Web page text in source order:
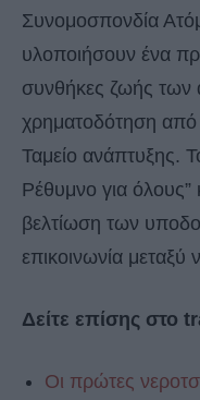
Συνομοσπονδία
υλοποιήσουν ένα
συνθήκες ζωής των
χρηματοδότηση από
Ταμείο ανάπτυξης.
Ρέθυμνο για όλους”
βελτίωση των
επικοινωνία μεταξύ
Δείτε επίσης στο
Οι πρώτες